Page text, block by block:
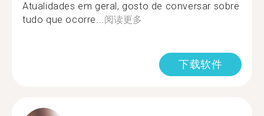
Atualidades em geral, gosto de conversar sobre
tudo que ocorre...阅读更多
下载软件